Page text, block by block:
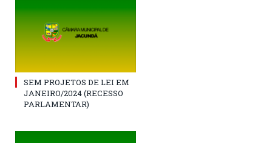
SEM PROJETOS DE LEI EM
JANEIRO/2024 (RECESSO
PARLAMENTAR)